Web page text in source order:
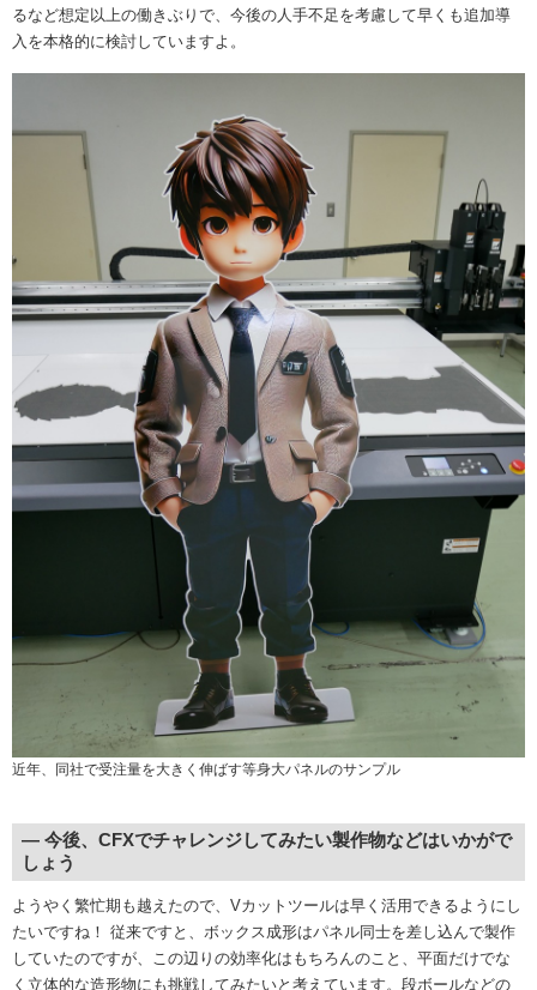
るなど想定以上の働きぶりで、今後の人手不足を考慮して早くも追加導
入を本格的に検討していますよ。
近年、同社で受注量を大きく伸ばす等身大パネルのサンプル
― 今後、CFXでチャレンジしてみたい製作物などはいかがで
しょう
ようやく繁忙期も越えたので、Vカットツールは早く活用できるようにし
たいですね！ 従来ですと、ボックス成形はパネル同士を差し込んで製作
していたのですが、この辺りの効率化はもちろんのこと、平面だけでな
く立体的な造形物にも挑戦してみたいと考えています。段ボールなどの